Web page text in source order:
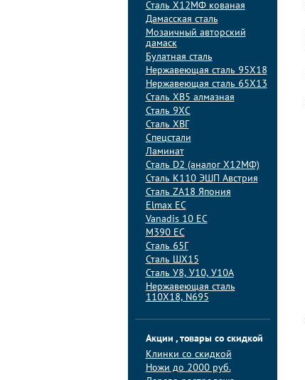
Сталь Х12МФ кованая
Дамасская сталь
Мозаичный авторский
дамаск
Булатная сталь
Нержавеющая сталь 95Х18
Нержавеющая сталь 65Х13
Сталь ХВ5 алмазная
Сталь 9ХС
Сталь ХВГ
Спецстали
Ламинат
Сталь D2 (аналог Х12МФ)
Сталь K110 ЭШП Австрия
Сталь ZA18 Япония
Elmax ЕС
Vanadis 10 ЕС
M390 ЕС
Сталь 65Г
Сталь ШХ15
Сталь У8, У10, У10А
Нержавеющая сталь
110Х18, N695
Акции , товары со скидкой
Клинки со скидкой
Ножи до 2000 руб.